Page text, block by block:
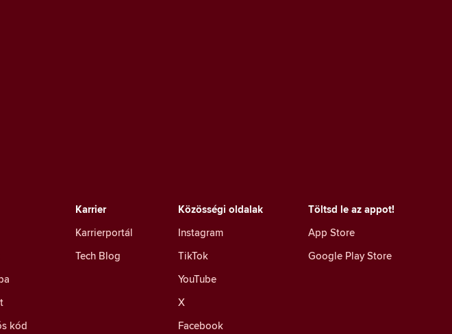
Közösségi oldalak
Instagram
TikTok
YouTube
X
Facebook
Karrier
Karrierportál
Tech Blog
kód
Töltsd le az appot!
App Store
Google Play Store